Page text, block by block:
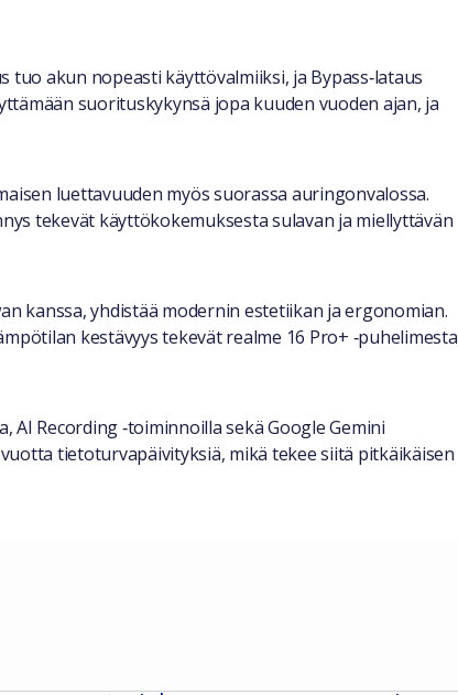
tuo akun nopeasti käyttövalmiiksi, ja Bypass‑lataus
suorituskykynsä jopa kuuden vuoden ajan, ja
luettavuuden myös suorassa auringonvalossa.
tekevät käyttökokemuksesta sulavan ja miellyttävän
kanssa, yhdistää modernin estetiikan ja ergonomian.
kestävyys tekevät realme 16 Pro+ ‑puhelimesta
Recording ‑toiminnoilla sekä Google Gemini
tietoturvapäivityksiä, mikä tekee siitä pitkäikäisen